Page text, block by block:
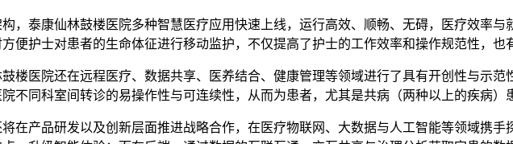
，泰康仙林鼓楼医院多种智慧医疗应用快速上线，运行高效、顺畅、无碍，医疗效率
便护士对患者的生命体征进行移动监护，不仅提高了护士的工作效率和操作规范性，也
楼医院还在远程医疗、数据共享、医养结合、健康管理等领域进行了具有开创性与示
不同科室间转诊的易操作性与可连续性，从而为患者，尤其是共病（两种以上的疾病）
在产品研发以及创新层面推进战略合作，在医疗物联网、大数据与人工智能等领域携